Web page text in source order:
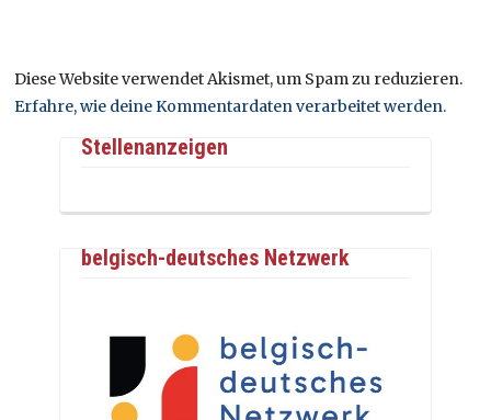
Diese Website verwendet Akismet, um Spam zu reduzieren.
Erfahre, wie deine Kommentardaten verarbeitet werden.
Stellenanzeigen
belgisch-deutsches Netzwerk